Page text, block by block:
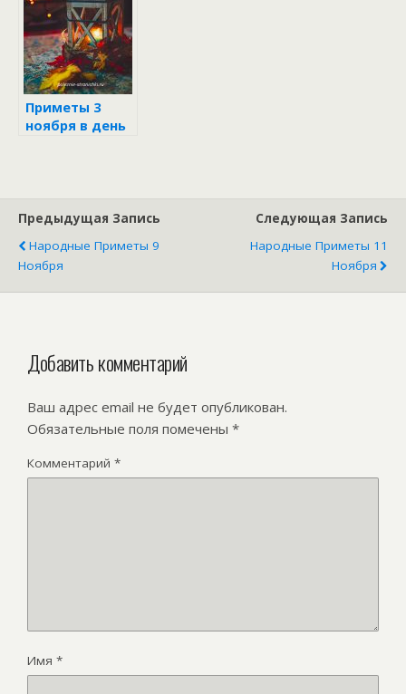
Приметы 3
ноября в день
Предыдущая Запись
Народные Приметы 9
Ноября
Следующая Запись
Народные Приметы 11
Ноября
Добавить комментарий
Ваш адрес email не будет опубликован.
Обязательные поля помечены *
Комментарий *
Имя *